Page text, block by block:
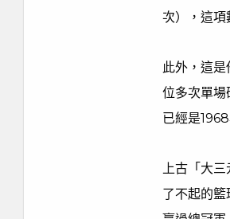
次），這項
此外，這
位多次單
已經是
上古「大
了不起的